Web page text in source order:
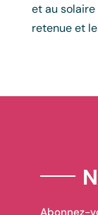
et au solaire
retenue et
Abonnez-